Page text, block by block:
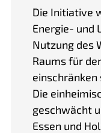
Die Initiative
Energie- und
Nutzung des
Raums für
Die
geschwächt
Essen und